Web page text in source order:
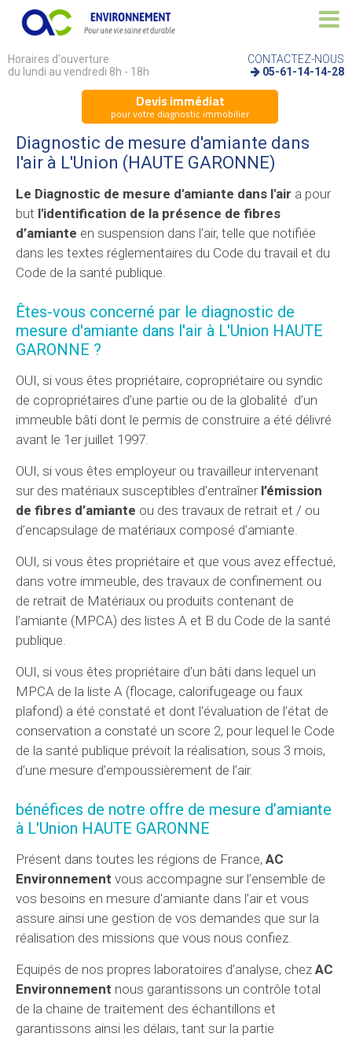
Horaires d'ouverture
du lundi au vendredi 8h - 18h
CONTACTEZ-NOUS
05-61-14-14-28
Devis immédiat
pour votre diagnostic immobilier
Diagnostic de mesure d'amiante dans
l'air à L'Union (HAUTE GARONNE)
Le Diagnostic de mesure d'amiante dans l'air a pour
but l'identification de la présence de fibres
d’amiante en suspension dans l’air, telle que notifiée
dans les textes réglementaires du Code du travail et du
Code de la santé publique.
Êtes-vous concerné par le diagnostic de
mesure d'amiante dans l'air à L'Union HAUTE
GARONNE ?
OUI, si vous êtes propriétaire, copropriétaire ou syndic
de copropriétaires d’une partie ou de la globalité d’un
immeuble bâti dont le permis de construire a été délivré
avant le 1er juillet 1997.
OUI, si vous êtes employeur ou travailleur intervenant
sur des matériaux susceptibles d’entraîner l’émission
de fibres d’amiante ou des travaux de retrait et / ou
d’encapsulage de matériaux composé d’amiante.
OUI, si vous êtes propriétaire et que vous avez effectué,
dans votre immeuble, des travaux de confinement ou
de retrait de Matériaux ou produits contenant de
l’amiante (MPCA) des listes A et B du Code de la santé
publique.
OUI, si vous êtes propriétaire d’un bâti dans lequel un
MPCA de la liste A (flocage, calorifugeage ou faux
plafond) a été constaté et dont l’évaluation de l’état de
conservation a constaté un score 2, pour lequel le Code
de la santé publique prévoit la réalisation, sous 3 mois,
d’une mesure d’empoussièrement de l’air.
bénéfices de notre offre de mesure d’amiante
à L'Union HAUTE GARONNE
Présent dans toutes les régions de France, AC
Environnement vous accompagne sur l’ensemble de
vos besoins en mesure d'amiante dans l’air et vous
assure ainsi une gestion de vos demandes que sur la
réalisation des missions que vous nous confiez.
Equipés de nos propres laboratoires d’analyse, chez AC
Environnement nous garantissons un contrôle total
de la chaine de traitement des échantillons et
garantissons ainsi les délais, tant sur la partie